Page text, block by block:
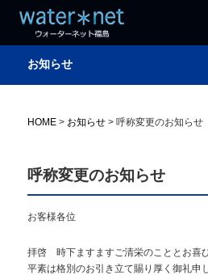
お知らせ
HOME> お知らせ> 呼称変更のお知らせ
呼称変更のお知らせ
お客様各位
拝啓 時下ますますご清栄のこととお喜
平素は格別のお引き立て賜り厚く御礼申